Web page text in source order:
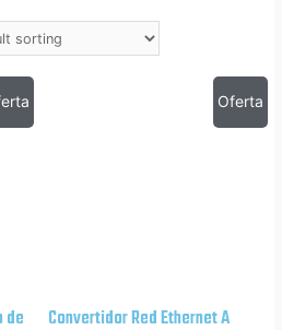
de
Oferta
Convertidor Red Ethernet A